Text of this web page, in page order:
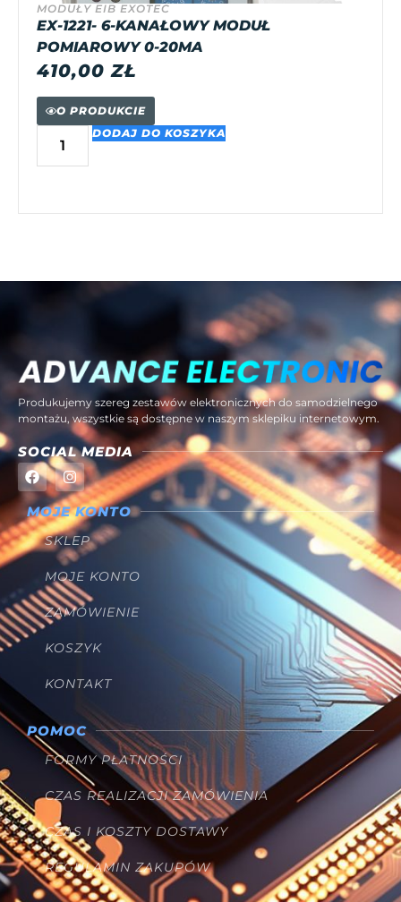
MODUŁY EIB EXOTEC
EX-1221- 6-KANAŁOWY MODUŁ
POMIAROWY 0-20MA
410,00ZŁ
O PRODUKCIE
DODAJ DO KOSZYKA
Produkujemy szereg zestawów elektronicznych do samodzielnego
montażu, wszystkie są dostępne w naszym sklepiku internetowym.
SOCIAL MEDIA
MOJE KONTO
SKLEP
MOJE KONTO
ZAMÓWIENIE
KOSZYK
KONTAKT
POMOC
FORMY PŁATNOŚCI
CZAS REALIZACJI ZAMÓWIENIA
CZAS I KOSZTY DOSTAWY
REGULAMIN ZAKUPÓW